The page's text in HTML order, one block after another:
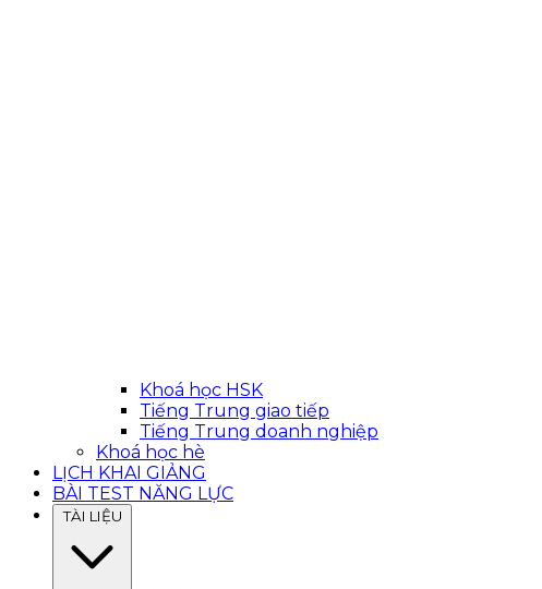
Khoá học HSK
Tiếng Trung giao tiếp
Tiếng Trung doanh nghiệp
Khoá học hè
LỊCH KHAI GIẢNG
BÀI TEST NĂNG LỰC
TÀI LIỆU